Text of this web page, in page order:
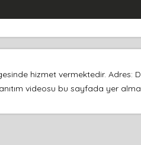
hizmet vermektedir. Adres:
videosu bu sayfada yer